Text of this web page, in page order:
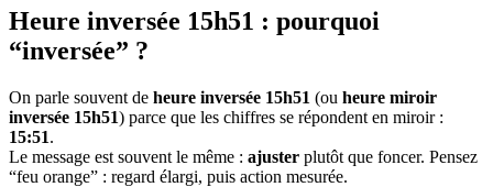
Heure inversée 15h51 : pourquoi
“inversée” ?
On parle souvent de heure inversée 15h51 (ou heure miroir
inversée 15h51) parce que les chiffres se répondent en miroir :
15:51.
Le message est souvent le même : ajuster plutôt que foncer. Pensez
“feu orange” : regard élargi, puis action mesurée.